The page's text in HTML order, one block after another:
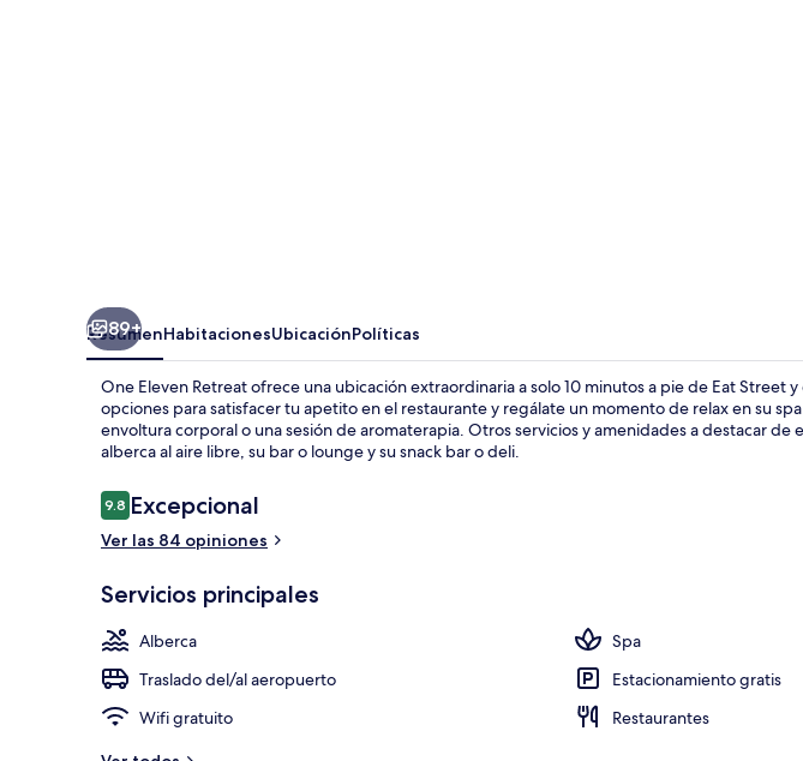
89+
ResumenHabitacionesUbicaciónPolíticas
One Eleven Retreat ofrece una ubicación extraordinaria a solo 10 minutos a pie de Eat Street y
opciones para satisfacer tu apetito en el restaurante y regálate un momento de relax en su
envoltura corporal o una sesión de aromaterapia. Otros servicios y amenidades a destacar de
alberca al aire libre, su bar o lounge y su snack bar o deli.
Opiniones
9.89.8 de 10,
Excepcional
Ver las 84 opiniones
Servicios principales
Alberca
Spa
Traslado del/al aeropuerto
Estacionamiento gratis
Wifi gratuito
Restaurantes